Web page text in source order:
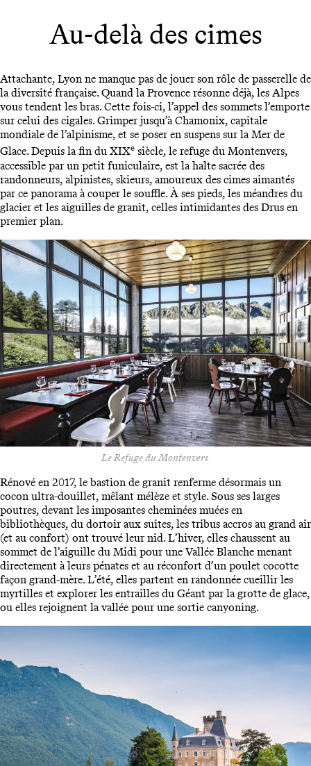
Au-delà des cimes
Attachante, Lyon ne manque pas de jouer son rôle de passerelle de
la diversité française. Quand la Provence résonne déjà, les Alpes
vous tendent les bras. Cette fois-ci, l’appel des sommets l’emporte
sur celui des cigales. Grimper jusqu’à Chamonix, capitale
mondiale de l’alpinisme, et se poser en suspens sur la Mer de
Glace. Depuis la fin du XIXe siècle, le refuge du Montenvers,
accessible par un petit funiculaire, est la halte sacrée des
randonneurs, alpinistes, skieurs, amoureux des cimes aimantés
par ce panorama à couper le souffle. À ses pieds, les méandres du
glacier et les aiguilles de granit, celles intimidantes des Drus en
premier plan.
Le Refuge du Montenvers
Rénové en 2017, le bastion de granit renferme désormais un
cocon ultra-douillet, mêlant mélèze et style. Sous ses larges
poutres, devant les imposantes cheminées muées en
bibliothèques, du dortoir aux suites, les tribus accros au grand air
(et au confort) ont trouvé leur nid. L’hiver, elles chaussent au
sommet de l’aiguille du Midi pour une Vallée Blanche menant
directement à leurs pénates et au réconfort d’un poulet cocotte
façon grand-mère. L’été, elles partent en randonnée cueillir les
myrtilles et explorer les entrailles du Géant par la grotte de glace,
ou elles rejoignent la vallée pour une sortie canyoning.